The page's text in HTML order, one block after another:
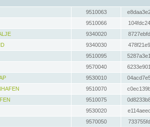
9510063
9510066
9340020
9340030
9510095
9570040
9530010
9510070
9510075
9530020
9570050